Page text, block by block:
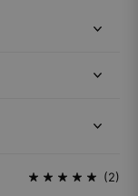
(2)